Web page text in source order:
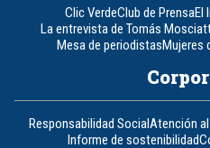
Clic VerdeClub de PrensaEl
La entrevista de Tomás
Mesa de periodistasMujeres
Responsabilidad SocialAtención
Informe de sostenibilidad